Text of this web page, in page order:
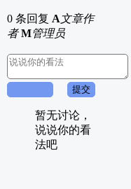
0 条回复 A文章作
者 M管理员
提交
暂无讨论，
说说你的看
法吧